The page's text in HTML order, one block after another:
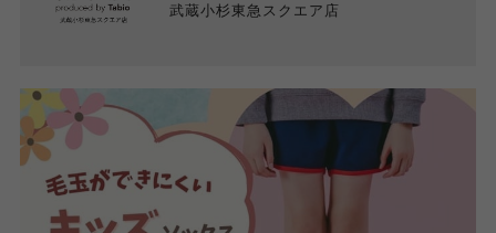
武蔵小杉東急スクエア店